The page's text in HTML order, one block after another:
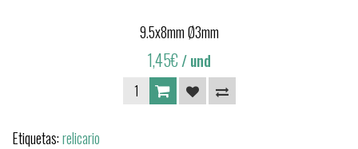
9.5x8mm Ø3mm
1,45€/ und
Etiquetas:relicario